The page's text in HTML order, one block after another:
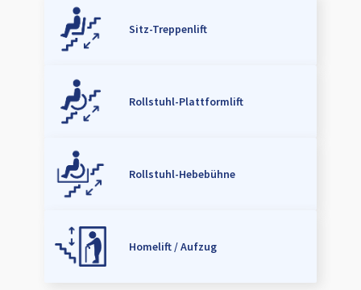
Sitz-Treppenlift
Rollstuhl-Plattformlift
Rollstuhl-Hebebühne
Homelift / Aufzug